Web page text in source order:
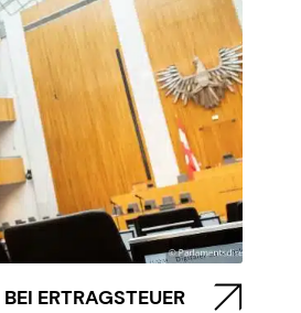
ERTRAGSTEUER